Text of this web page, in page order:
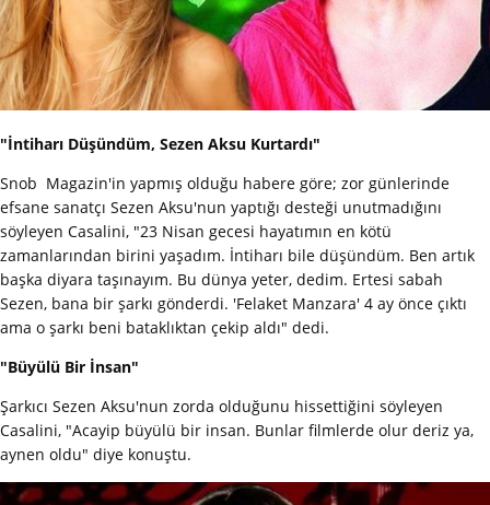
"İntiharı Düşündüm, Sezen Aksu Kurtardı"
Snob Magazin'in yapmış olduğu habere göre; zor günlerinde
efsane sanatçı Sezen Aksu'nun yaptığı desteği unutmadığını
söyleyen Casalini, "23 Nisan gecesi hayatımın en kötü
zamanlarından birini yaşadım. İntiharı bile düşündüm. Ben artık
başka diyara taşınayım. Bu dünya yeter, dedim. Ertesi sabah
Sezen, bana bir şarkı gönderdi. 'Felaket Manzara' 4 ay önce çıktı
ama o şarkı beni bataklıktan çekip aldı" dedi.
"Büyülü Bir İnsan"
Şarkıcı Sezen Aksu'nun zorda olduğunu hissettiğini söyleyen
Casalini, "Acayip büyülü bir insan. Bunlar filmlerde olur deriz ya,
aynen oldu" diye konuştu.